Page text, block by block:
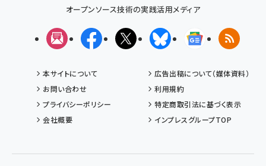
オープンソース技術の実践活用メディア
メルマガFacebookX(エックス)BlueskyGoogleニュ
RSS
本サイトについて
広告出稿について（媒体資料）
お問い合わせ
利用規約
プライバシーポリシー
特定商取引法に基づく表示
会社概要
インプレスグループTOP